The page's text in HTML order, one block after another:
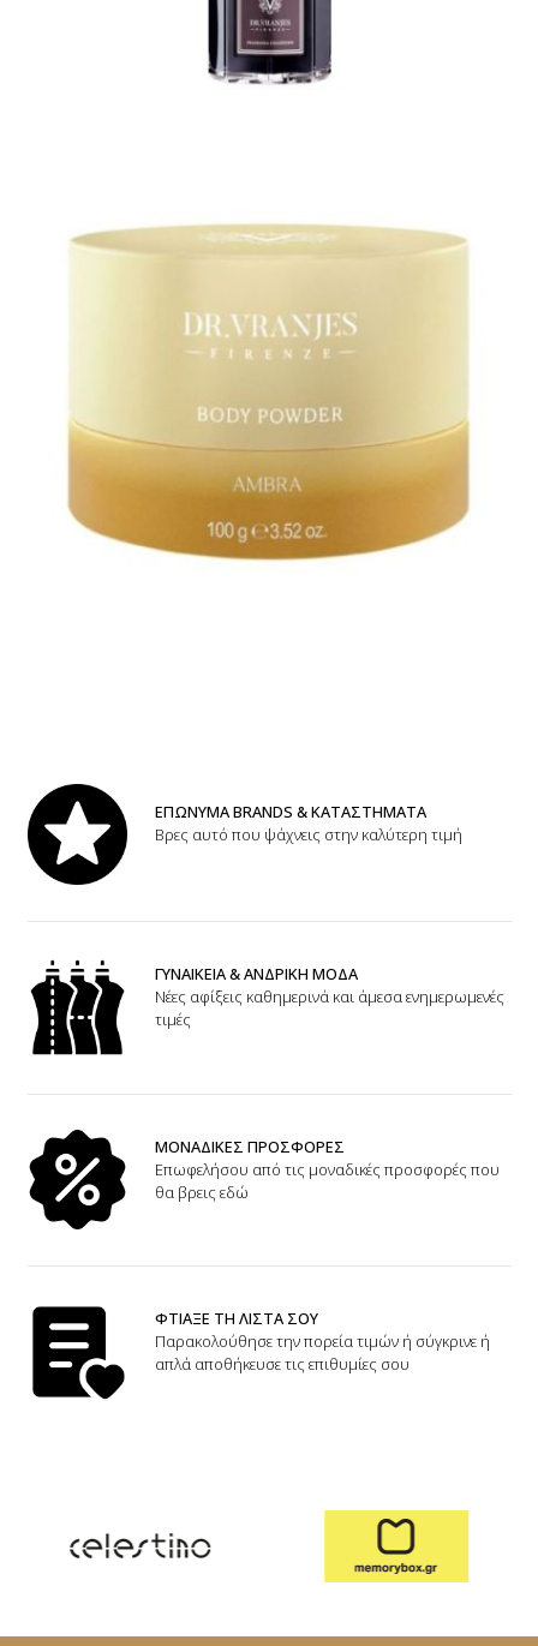
ΕΠΩΝΥΜΑ BRANDS & ΚΑΤΑΣΤΗΜΑΤΑ
Βρες αυτό που ψάχνεις στην καλύτερη τιμή
ΓΥΝΑΙΚΕΙΑ & ΑΝΔΡΙΚΗ ΜΟΔΑ
Νέες αφίξεις καθημερινά και άμεσα ενημερωμενές
τιμές
ΜΟΝΑΔΙΚΕΣ ΠΡΟΣΦΟΡΕΣ
Επωφελήσου από τις μοναδικές προσφορές που
θα βρεις εδώ
ΦΤΙΑΞΕ ΤΗ ΛΙΣΤΑ ΣΟΥ
Παρακολούθησε την πορεία τιμών ή σύγκρινε ή
απλά αποθήκευσε τις επιθυμίες σου